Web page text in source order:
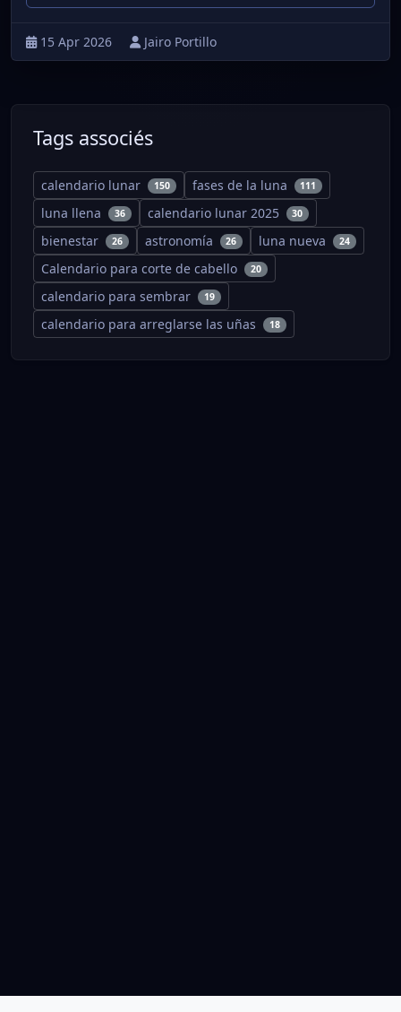
15 Apr 2026 Jairo Portillo
Tags associés
calendario lunar 150 fases de la luna 111
luna llena 36 calendario lunar 2025 30
bienestar 26 astronomía 26 luna nueva 24
Calendario para corte de cabello 20
calendario para sembrar 19
calendario para arreglarse las uñas 18